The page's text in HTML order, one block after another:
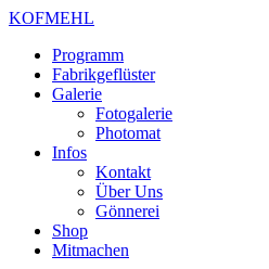
KOFMEHL
Programm
Fabrikgeflüster
Galerie
Fotogalerie
Photomat
Infos
Kontakt
Über Uns
Gönnerei
Shop
Mitmachen